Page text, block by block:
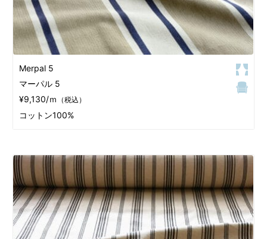
Merpal 5
マーパル 5
¥9,130/ｍ （税込）
コットン100%